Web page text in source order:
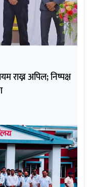
राख्न अपिल; निष्पक्ष